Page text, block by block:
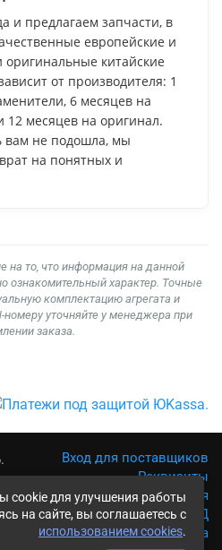
cookie для улучшения работы
на сайте, вы соглашаетесь с
использованием cookies.
и предлагаем запчасти, в
европейские и
оригинальные китайские
от производителя: 1
6 месяцев на
месяцев на оригинал.
вам не подошла, мы
на понятных и
то, что информация на данной
ознакомительный характер. Точные
комплектацию агрегата и
уточняйте у менеджера при
заказа.
Вход для поставщиков
Реквизиты
Условия использования
Политика обработки ПД
Карта сайта